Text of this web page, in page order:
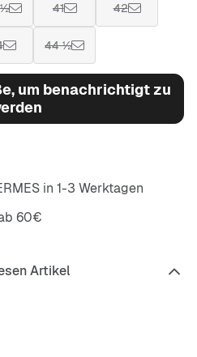
41 42
44 ½
um benachrichtigt zu
in 1-3 Werktagen
60€
Artikel